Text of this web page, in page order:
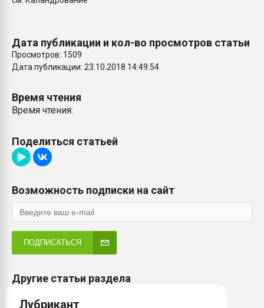
Дата публикации и кол-во просмотров статьи
Просмотров: 1509
Дата публикации: 23.10.2018 14:49:54
Время чтения
Время чтения:
Поделиться статьей
Возможность подписки на сайт
ПОДПИСАТЬСЯ
Другие статьи раздела
Лубрикант